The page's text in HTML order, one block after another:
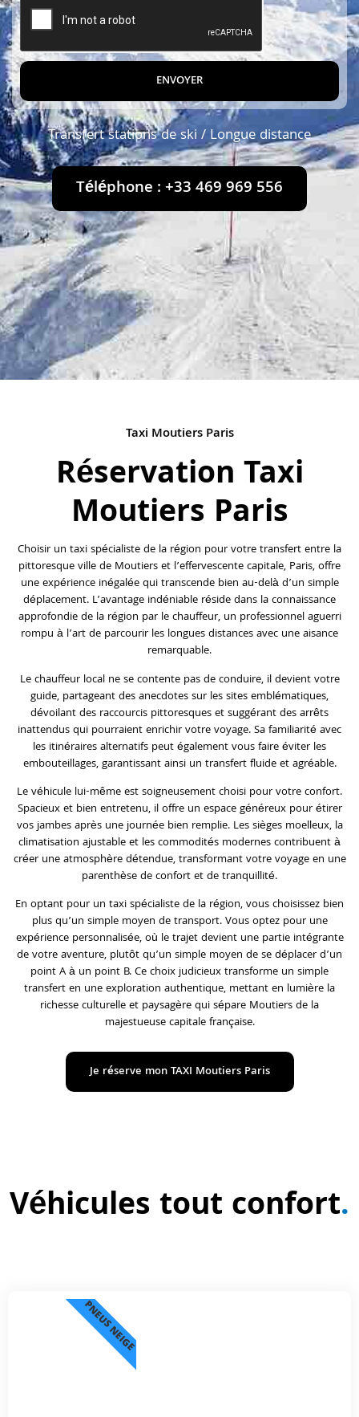
ENVOYER
Transfert stations de ski / Longue distance
Téléphone : +33 469 969 556
Taxi Moutiers Paris
Réservation Taxi
Moutiers Paris
Choisir un taxi spécialiste de la région pour votre transfert entre la
pittoresque ville de Moutiers et l’effervescente capitale, Paris, offre
une expérience inégalée qui transcende bien au-delà d’un simple
déplacement. L’avantage indéniable réside dans la connaissance
approfondie de la région par le chauffeur, un professionnel aguerri
rompu à l’art de parcourir les longues distances avec une aisance
remarquable.
Le chauffeur local ne se contente pas de conduire, il devient votre
guide, partageant des anecdotes sur les sites emblématiques,
dévoilant des raccourcis pittoresques et suggérant des arrêts
inattendus qui pourraient enrichir votre voyage. Sa familiarité avec
les itinéraires alternatifs peut également vous faire éviter les
embouteillages, garantissant ainsi un transfert fluide et agréable.
Le véhicule lui-même est soigneusement choisi pour votre confort.
Spacieux et bien entretenu, il offre un espace généreux pour étirer
vos jambes après une journée bien remplie. Les sièges moelleux, la
climatisation ajustable et les commodités modernes contribuent à
créer une atmosphère détendue, transformant votre voyage en une
parenthèse de confort et de tranquillité.
En optant pour un taxi spécialiste de la région, vous choisissez bien
plus qu’un simple moyen de transport. Vous optez pour une
expérience personnalisée, où le trajet devient une partie intégrante
de votre aventure, plutôt qu’un simple moyen de se déplacer d’un
point A à un point B. Ce choix judicieux transforme un simple
transfert en une exploration authentique, mettant en lumière la
richesse culturelle et paysagère qui sépare Moutiers de la
majestueuse capitale française.
Je réserve mon TAXI Moutiers Paris
Véhicules tout confort.
PNEUS NEIGE